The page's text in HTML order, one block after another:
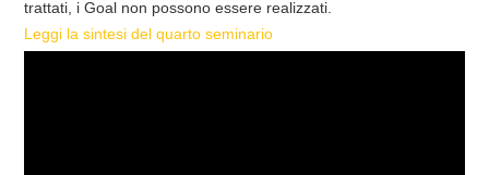
trattati, i Goal non possono essere realizzati.
Leggi la sintesi del quarto seminario